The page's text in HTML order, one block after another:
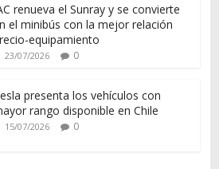
renueva el Sunray y se convierte
el minibús con la mejor relación
equipamiento
23/07/2026 0
presenta los vehículos con
rango disponible en Chile
15/07/2026 0